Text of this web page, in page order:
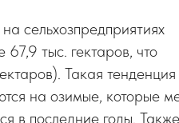
сельхозпредприятиях
тыс. гектаров, что
Такая тенденция
на озимые, которые
в последние годы. Также